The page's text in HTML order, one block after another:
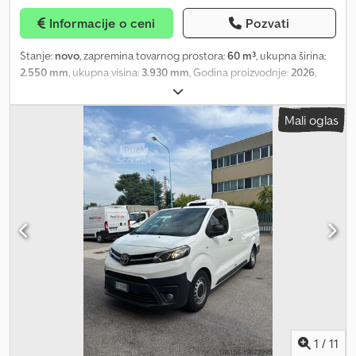
Možete rezervisati ponudu putem PayPal-a. – Mogućnost
individualnog finansiranja. Carlo Mauri Srl ne snosi odgovornost za
eventualne nenamerne netačnosti u oglasu, koji ne predstavlja
nikakvu ugovornu obavezu. Navedene cene su bez PDV-a i
troškova prenosa vlasništva. Dedpfx Aovibruskhjkr
Informacije o ceni Pozvati
Stanje: novo, zapremina tovarnog prostora:60 m³, ukupna širina:
2.550 mm, ukupna visina: 3.930 mm, Godina proizvodnje:2026,
, OMEPS Kippsilo poluprikolica ---- Tip: CR 60 Šasija:
Dva potpuno automatski zavarena I uzdužna nosača sa zavarenim
poprečnim nosačima, širina šasije 1.400 mm, kraljevski klin 2". Kip
cilindar: Hyva Djdex Nugdspfx Akhjkr Osovine i ogibljenje: Disk
kočnice 22,5", SAF osovinski sklopovi 3x 9t sa vazdušnim
ogibljenjem, razmak između osovina je 2 x 1310 mm, ventil za
podizanje i spuštanje, manometar za utovar na vrhu rezervoara,
Wabco Smartboard, Wabco TPMS sistem za nadzor pritiska u
gumama, prva osovina podizna bez priključka za tegljač, treća
osovina podizna sa Wabco Optiturn Felne i pneumatike: 6 točkova
sa pneumaticima dimenzija 385/65 R22,5, po izboru proizvođača na
aluminijumskim felnama Alcoa Dura Bright 11,75x22,5 ET 120
Kočioni sistem: EBS 4S/2M WABCO pneumatski kočioni sistem sa
RSS, prema standardu 98/12/CE - ECE R13/09, indikator
istrošenosti kočnica priključen Stope: Mehaničke stope sa dva
stepena brzine, 2x 20t nosivosti sa okretnom nogom, zadnje
Mali oglas
1 / 11